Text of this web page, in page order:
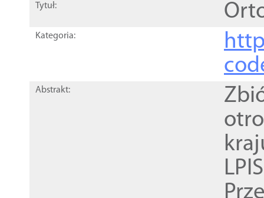
Tytuł:
Kategoria:
Abstrakt: